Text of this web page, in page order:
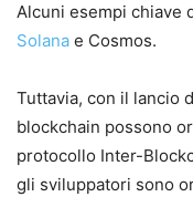
Alcuni esempi chiave
Solana e Cosmos.
Tuttavia, con il lancio
blockchain possono
protocollo Inter-
gli sviluppatori sono